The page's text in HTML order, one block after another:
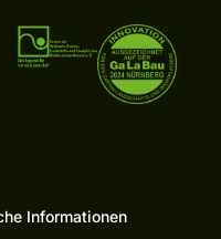
Informationen